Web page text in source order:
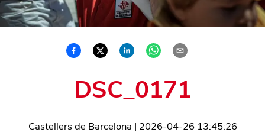
DSC_0171
Castellers de Barcelona | 2026-04-26 13:45:26